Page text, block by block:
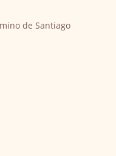
de Santiago